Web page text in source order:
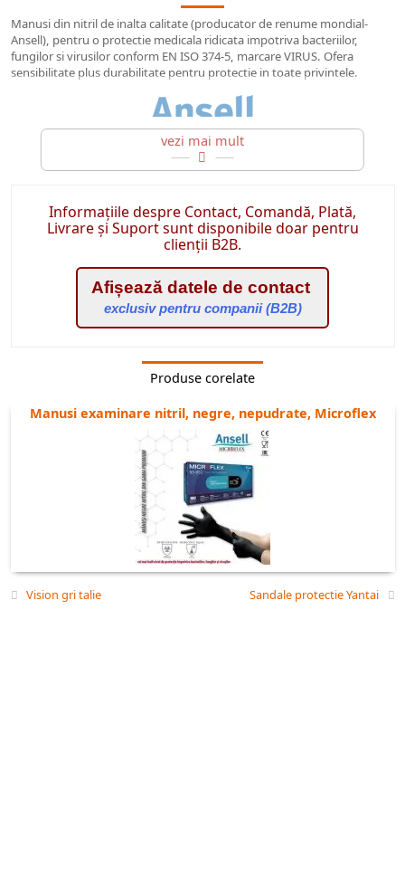
Manusi din nitril de inalta calitate (producator de renume mondial-
Ansell), pentru o protectie medicala ridicata impotriva bacteriilor,
fungilor si virusilor conform EN ISO 374-5, marcare VIRUS. Ofera
sensibilitate plus durabilitate pentru protectie in toate privintele.
greutate redusa pentru sensibilitate tactila si control fin al functiilor
motorii;
rupere;
proiectate pentru o gama larga de aplicatii In majoritatea
nu contin silicon pentru protectia suplimentara;
degete texturate;
culoare manusi: albastre;
Industrie: Medicala | Autovehicule | Alimentatie | Administrare de
Recomandate pentru: Cabinete medicale | Spitale | Restaurante |
Prelucrare si manipulare de alimente | Prelucrarea carnii, pestilor si
alimentelor | Marinare | Ambalarea fileurilor si carnii tocate |
Intretinerea, repararea echipamentelor | Administrarea cladirilor,
curatenie si Intretinere | Saloane de frumusete si Ingrijire personala;
Standarde: ASTM D6319, Categoria III, EAC TP TC 019:2011, CE
2023/2006, CE 2002/72, EC 1935/2004, EN ISO 374-1 Tip C, EN ISO 374-
5:2016, EN 420:2003 + A1:2009, FDA21 CFR 177-2600, Tip pentru
alimente: Cauciuc, ISO 13485, ISO 9001;
Marimi: S, M, L, XL
Informațiile despre Contact, Comandă, Plată,
Livrare și Suport sunt disponibile doar pentru
clienții B2B.
Afișează datele de contact
exclusiv pentru companii (B2B)
Produse corelate
Manusi examinare nitril, negre, nepudrate, Microflex
Vision gri talie Sandale protectie Yantai